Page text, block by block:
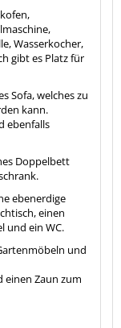
Wasserkocher,
gibt es Platz für
Sofa, welches zu
kann.
ebenfalls
Doppelbett
ebenerdige
einen
und ein WC.
und
einen Zaun zum